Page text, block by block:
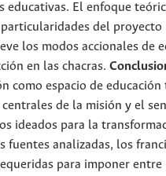
educativas. El enfoque
del proyecto
los modos accionales de
en las chacras.
como espacio de
de la misión y el
ideados para la
fuentes analizadas, los
para imponer entre